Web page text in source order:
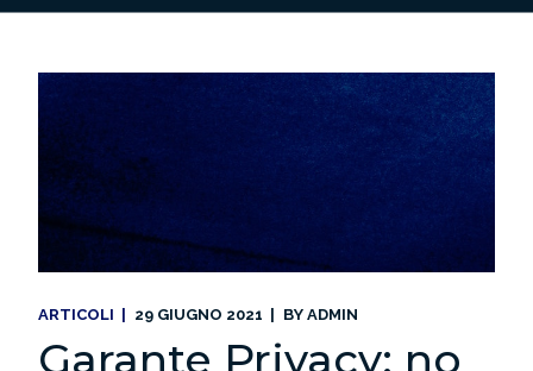
ARTICOLI 29 GIUGNO 2021 BYADMIN
Garante Privacy: no